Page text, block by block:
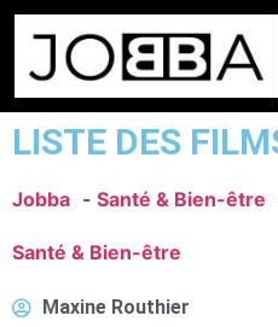
LISTE DES
Jobba Santé & Bien-être
Santé & Bien-être
Maxine Routhier